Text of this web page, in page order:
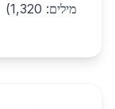
מילים: 1,320)